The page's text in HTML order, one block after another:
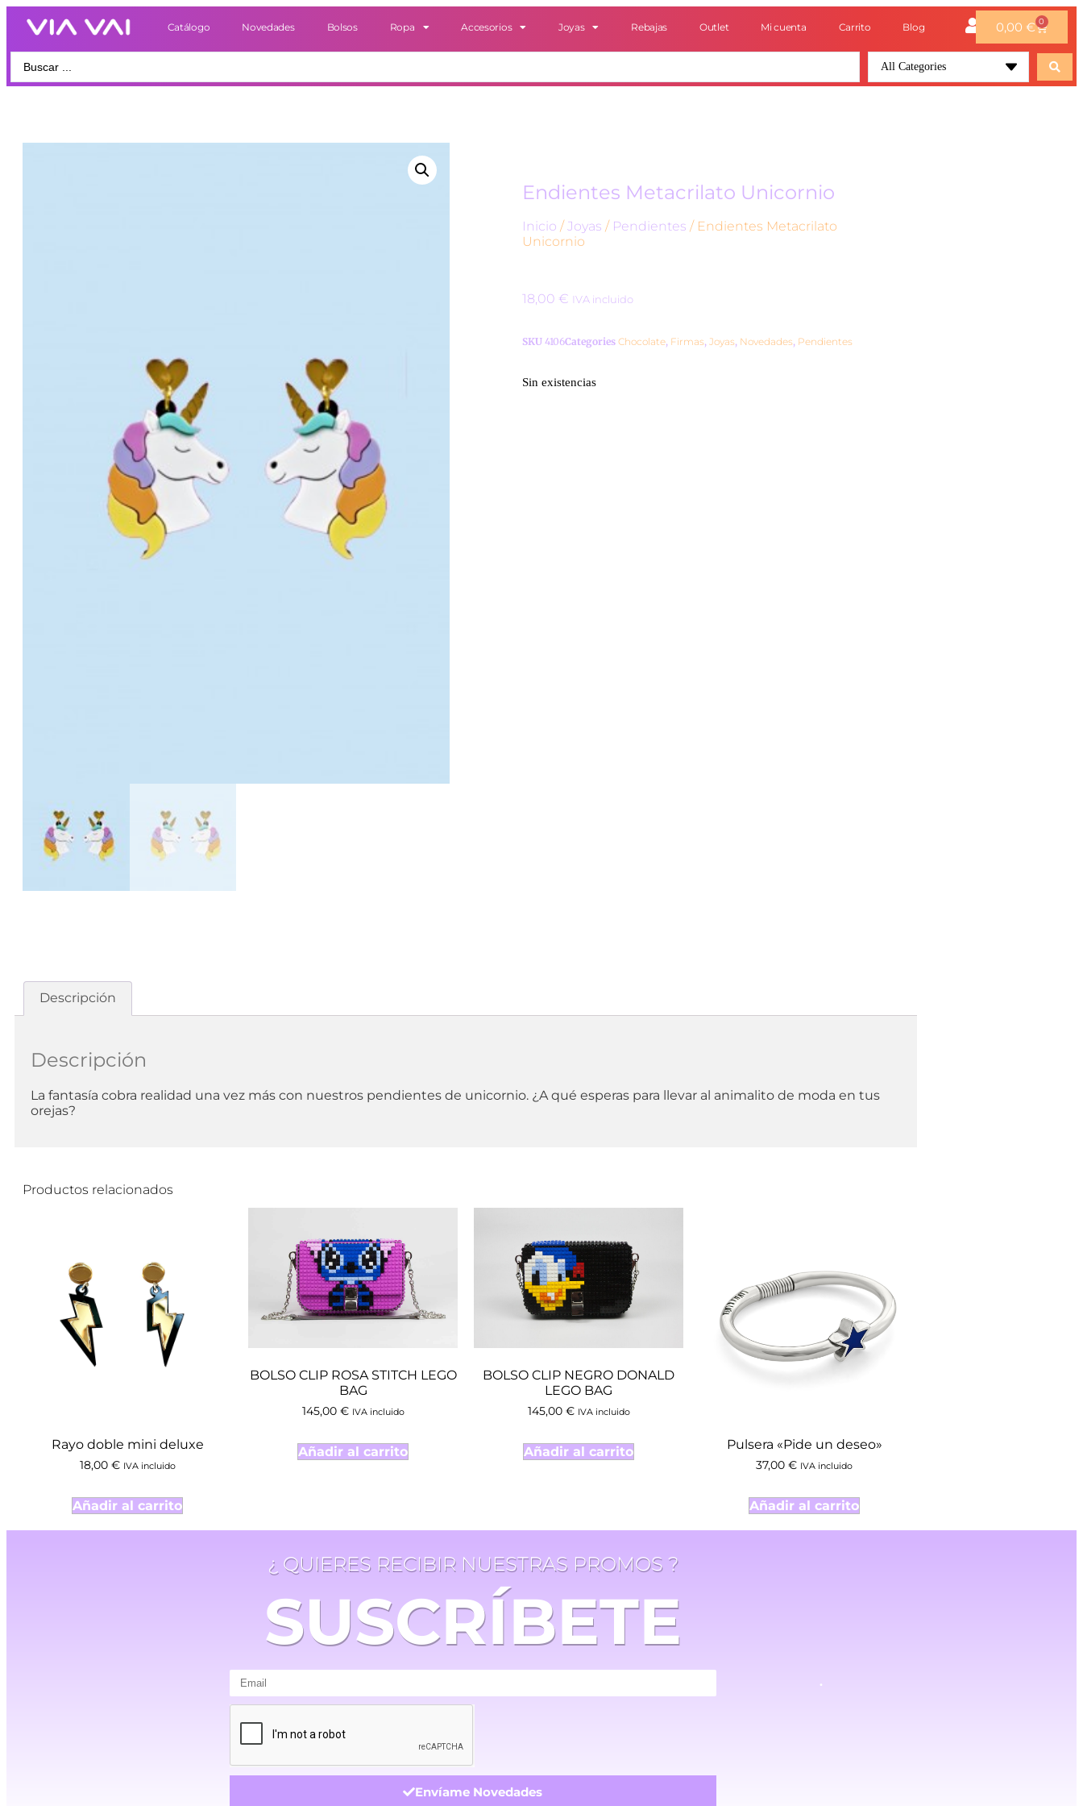
Catálogo Novedades Bolsos Ropa Accesorios Joyas Rebajas Outlet Mi cuenta Carrito Blog 0,00 € 0
All Categories
Endientes Metacrilato Unicornio
Inicio /Joyas / Pendientes / Endientes Metacrilato
Unicornio
18,00 € IVA incluido
SKU 4106Categories Chocolate, Firmas, Joyas, Novedades, Pendientes
Sin existencias
Descripción
Descripción
La fantasía cobra realidad una vez más con nuestros pendientes de unicornio. ¿A qué esperas para llevar al animalito de moda en tus
orejas?
Productos relacionados
Rayo doble mini deluxe
18,00 € IVA incluido
Añadir al carrito
BOLSO CLIP ROSA STITCH LEGO
BAG
145,00 € IVA incluido
Añadir al carrito
BOLSO CLIP NEGRO DONALD
LEGO BAG
145,00 € IVA incluido
Añadir al carrito Pulsera «Pide un deseo»
37,00 € IVA incluido
Añadir al carrito
¿ QUIERES RECIBIR NUESTRAS PROMOS ?
SUSCRÍBETE
Envíame Novedades
.